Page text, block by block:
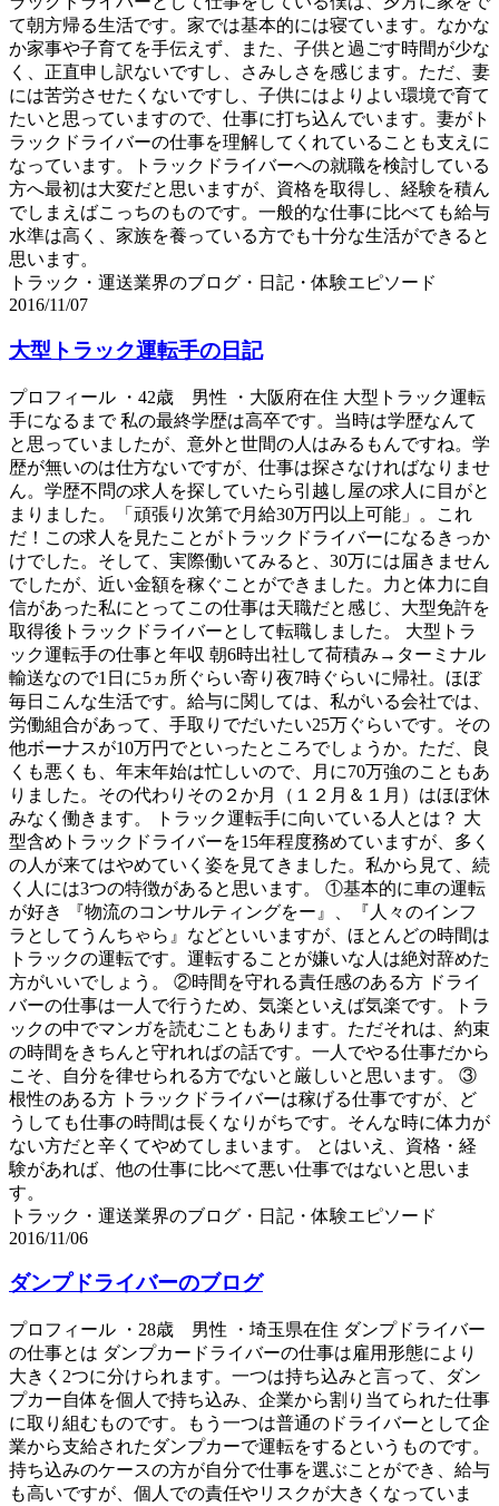
て朝方帰る生活です。家では基本的には寝ています。なかな
か家事や子育てを手伝えず、また、子供と過ごす時間が少な
く、正直申し訳ないですし、さみしさを感じます。ただ、妻
には苦労させたくないですし、子供にはよりよい環境で育て
たいと思っていますので、仕事に打ち込んでいます。妻がト
ラックドライバーの仕事を理解してくれていることも支えに
なっています。トラックドライバーへの就職を検討している
方へ最初は大変だと思いますが、資格を取得し、経験を積ん
でしまえばこっちのものです。一般的な仕事に比べても給与
水準は高く、家族を養っている方でも十分な生活ができると
思います。
トラック・運送業界のブログ・日記・体験エピソード
2016/11/07
大型トラック運転手の日記
プロフィール ・42歳 男性 ・大阪府在住 大型トラック運転
手になるまで 私の最終学歴は高卒です。当時は学歴なんて
と思っていましたが、意外と世間の人はみるもんですね。学
歴が無いのは仕方ないですが、仕事は探さなければなりませ
ん。学歴不問の求人を探していたら引越し屋の求人に目がと
まりました。「頑張り次第で月給30万円以上可能」。これ
だ！この求人を見たことがトラックドライバーになるきっか
けでした。そして、実際働いてみると、30万には届きません
でしたが、近い金額を稼ぐことができました。力と体力に自
信があった私にとってこの仕事は天職だと感じ、大型免許を
取得後トラックドライバーとして転職しました。 大型トラ
ック運転手の仕事と年収 朝6時出社して荷積み→ターミナル
輸送なので1日に5ヵ所ぐらい寄り夜7時ぐらいに帰社。ほぼ
毎日こんな生活です。給与に関しては、私がいる会社では、
労働組合があって、手取りでだいたい25万ぐらいです。その
他ボーナスが10万円でといったところでしょうか。ただ、良
くも悪くも、年末年始は忙しいので、月に70万強のこともあ
りました。その代わりその２か月（１２月＆１月）はほぼ休
みなく働きます。 トラック運転手に向いている人とは？ 大
型含めトラックドライバーを15年程度務めていますが、多く
の人が来てはやめていく姿を見てきました。私から見て、続
く人には3つの特徴があると思います。 ①基本的に車の運転
が好き 『物流のコンサルティングをー』、『人々のインフ
ラとしてうんちゃら』などといいますが、ほとんどの時間は
トラックの運転です。運転することが嫌いな人は絶対辞めた
方がいいでしょう。 ②時間を守れる責任感のある方 ドライ
バーの仕事は一人で行うため、気楽といえば気楽です。トラ
ックの中でマンガを読むこともあります。ただそれは、約束
の時間をきちんと守れればの話です。一人でやる仕事だから
こそ、自分を律せられる方でないと厳しいと思います。 ③
根性のある方 トラックドライバーは稼げる仕事ですが、ど
うしても仕事の時間は長くなりがちです。そんな時に体力が
ない方だと辛くてやめてしまいます。 とはいえ、資格・経
験があれば、他の仕事に比べて悪い仕事ではないと思いま
す。
トラック・運送業界のブログ・日記・体験エピソード
2016/11/06
ダンプドライバーのブログ
プロフィール ・28歳 男性 ・埼玉県在住 ダンプドライバー
の仕事とは ダンプカードライバーの仕事は雇用形態により
大きく2つに分けられます。一つは持ち込みと言って、ダン
プカー自体を個人で持ち込み、企業から割り当てられた仕事
に取り組むものです。もう一つは普通のドライバーとして企
業から支給されたダンプカーで運転をするというものです。
持ち込みのケースの方が自分で仕事を選ぶことができ、給与
も高いですが、個人での責任やリスクが大きくなっていま